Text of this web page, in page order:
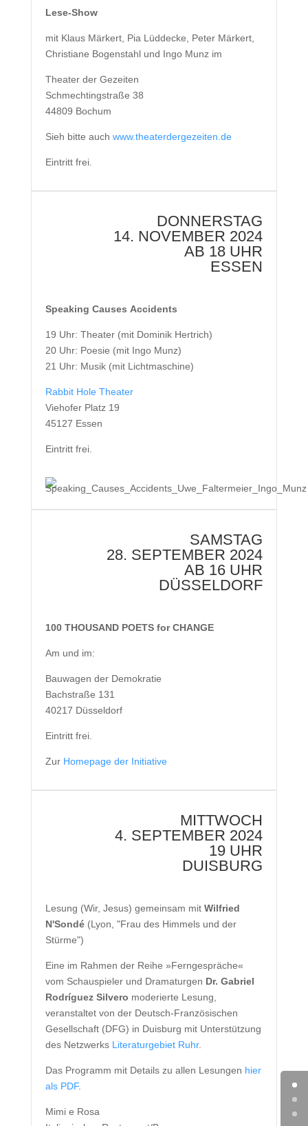
Lese-Show
mit Klaus Märkert, Pia Lüddecke, Peter Märkert,
Christiane Bogenstahl und Ingo Munz im
Theater der Gezeiten
Schmechtingstraße 38
44809 Bochum
Sieh bitte auch www.theaterdergezeiten.de
Eintritt frei.
DONNERSTAG
14. NOVEMBER 2024
AB 18 UHR
ESSEN
Speaking Causes Accidents
19 Uhr: Theater (mit Dominik Hertrich)
20 Uhr: Poesie (mit Ingo Munz)
21 Uhr: Musik (mit Lichtmaschine)
Rabbit Hole Theater
Viehofer Platz 19
45127 Essen
Eintritt frei.
SAMSTAG
28. SEPTEMBER 2024
AB 16 UHR
DÜSSELDORF
100 THOUSAND POETS for CHANGE
Am und im:
Bauwagen der Demokratie
Bachstraße 131
40217 Düsseldorf
Eintritt frei.
Zur Homepage der Initiative
MITTWOCH
4. SEPTEMBER 2024
19 UHR
DUISBURG
Lesung (Wir, Jesus) gemeinsam mit Wilfried
N'Sondé(Lyon, "Frau des Himmels und der
Stürme")
Eine im Rahmen der Reihe »Ferngespräche«
vom Schauspieler und Dramaturgen Dr. Gabriel
Rodríguez Silvero moderierte Lesung,
veranstaltet von der Deutsch-Französischen
Gesellschaft (DFG) in Duisburg mit Unterstützung
des Netzwerks Literaturgebiet Ruhr.
Das Programm mit Details zu allen Lesungen hier
als PDF.
Mimi e Rosa